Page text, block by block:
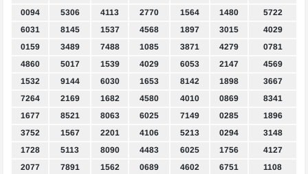
0094
5306 4113 2770 1564 1480
5722
6031
8145 1537 4568 1897 3015
4029
0159
3489 7488 1085 3871 4279
0781
4860
5017 1539 4029 6053 2147
4569
1532
9144 6030 1653 8142 1898
3667
7264
2169 1682 4580 4010 0869
8341
1677
8521 8063 6025 7149 0285
1896
3752
1567 2201 4106 5213 0294
3148
1728
5113 8090 4483 6025 1756
4127
2077
7891 1562 0689 4602 6751
1108